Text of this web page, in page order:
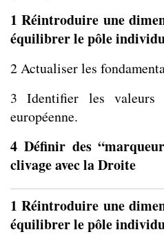
1 Réintroduire une
équilibrer le pôle
2 Actualiser les
3 Identifier les valeurs
européenne.
4 Définir des
clivage avec la Droite
1 Réintroduire une
équilibrer le pôle